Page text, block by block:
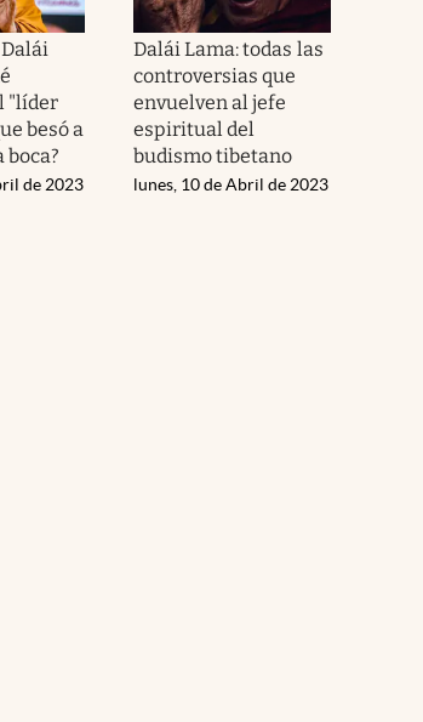
"líder
besó a
boca?
de 2023
Dalái Lama: todas las
controversias que
envuelven al jefe
espiritual del
budismo tibetano
lunes, 10 de Abril de 2023